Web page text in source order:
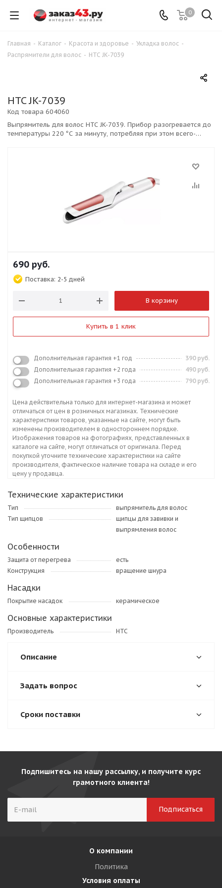
0
Главная - Каталог - Красота и здоровье - Укладка волос -
Распрямители для волос - HTC JK-7039
HTC JK-7039
Выпрямитель для волос HTC JK-7039. Прибор разогревается до
температуры 220 °С за минуту, потребляя при этом всего-
Код товара 604060
690 руб.
Поставка: 2-5 дней
В корзину
Купить в 1 клик
Дополнительная гарантия +1 год
390 руб.
Дополнительная гарантия +2 года
490 руб.
Дополнительная гарантия +3 года
790 руб.
Цена действительна только для интернет-магазина и может
отличаться от цен в розничных магазинах. Технические
характеристики товаров, указанные на сайте, могут быть
изменены производителем в одностороннем порядке.
Изображения товаров на фотографиях, представленных в
каталоге на сайте, могут отличаться от оригинала. Перед
покупкой уточните технические характеристики на сайте
производителя, фактическое наличие товара на складе и его
цену у продавца.
Технические характеристики
Тип
выпрямитель для волос
Тип щипцов
щипцы для завивки и
выпрямления волос
Особенности
Защита от перегрева
есть
Конструкция
вращение шнура
Насадки
Покрытие насадок керамическое
Основные характеристики
Производитель HTC
Описание
Задать вопрос
Сроки поставки
Подпишитесь на нашу рассылку, и получите курс
грамотного клиента!
О компании
Политика
Условия оплаты